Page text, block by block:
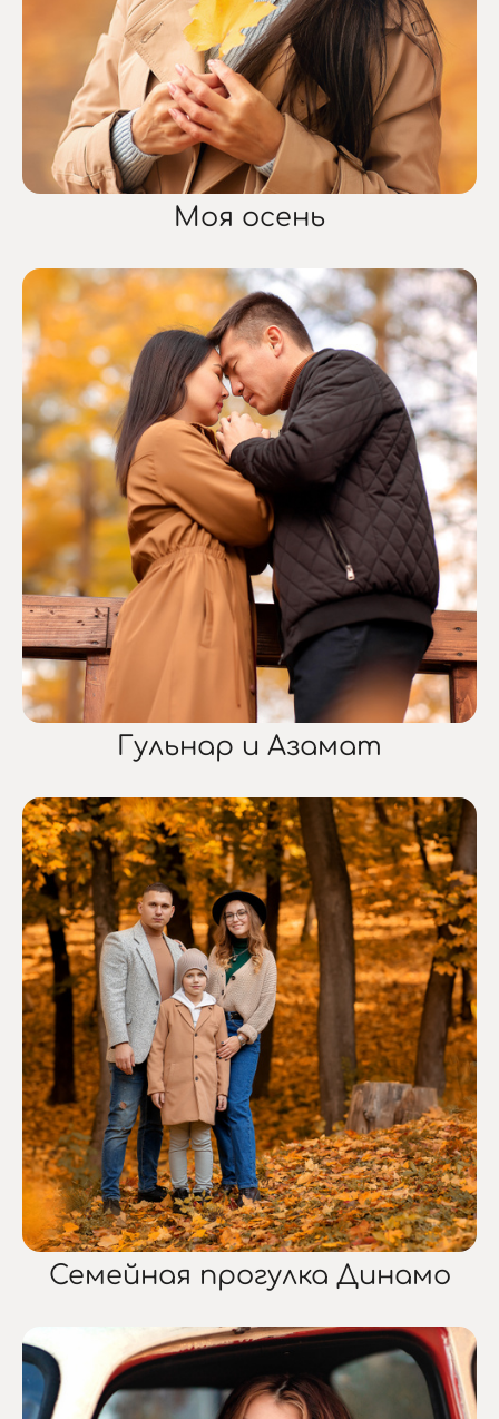
Моя осень
Гульнар и Азамат
Семейная прогулка Динамо